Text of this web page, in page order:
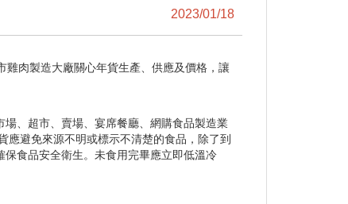
2023/01/18
肉製造大廠關心年貨生產、供應及價格，讓
、超市、賣場、宴席餐廳、網購食品製造業
避免來源不明或標示不清楚的食品，除了到
食品安全衛生。未食用完畢應立即低溫冷